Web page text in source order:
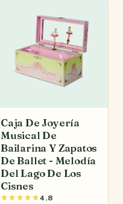
Caja De Joyería
Musical De
Bailarina Y Zapatos
De Ballet - Melodía
Del Lago De Los
Cisnes
★★★★★4.8